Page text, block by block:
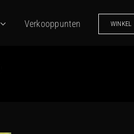
Verkooppunten WINKEL